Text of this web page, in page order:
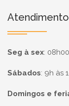
Seg à sex:
Sábados: 9h às
Domingos e